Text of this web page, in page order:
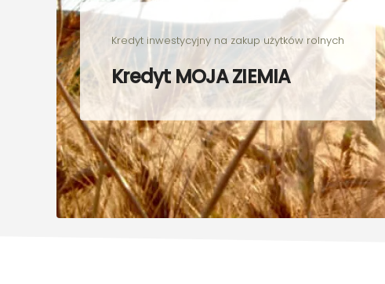
Kredyt inwestycyjny na zakup użytków rolnych
Kredyt MOJA ZIEMIA